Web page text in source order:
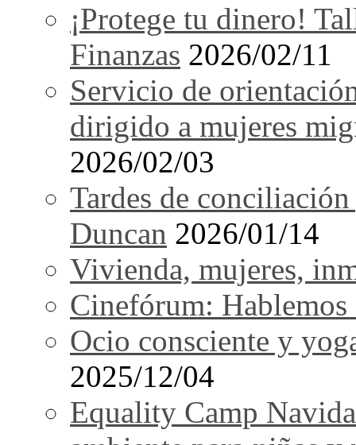
¡Protege tu dinero!
Finanzas 2026/02/11
Servicio de
dirigido a mujeres
2026/02/03
Tardes de
Duncan 2026/01/14
Vivienda, mujeres,
Cinefórum:
Ocio consciente y
2025/12/04
Equality Camp